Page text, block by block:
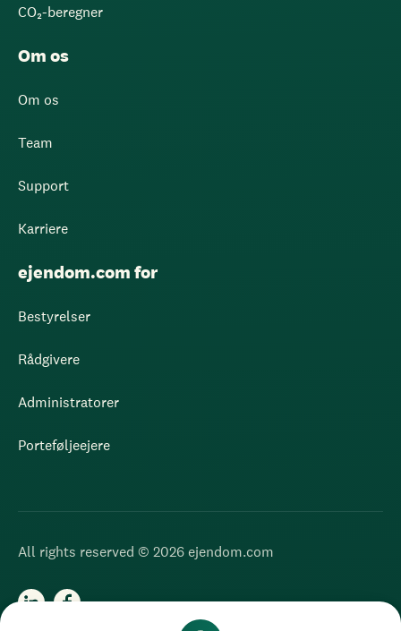
CO₂-beregner
Om os
Om os
Team
Support
Karriere
ejendom.com for
Bestyrelser
Rådgivere
Administratorer
Porteføljeejere
All rights reserved © 2026 ejendom.com